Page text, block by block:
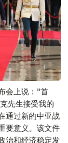
会上说："首
先生接受我的
通过新的中亚战
要意义。该文件
治和经济稳定发